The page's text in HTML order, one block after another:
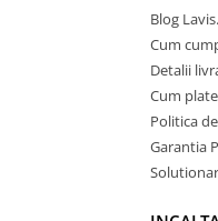
Blog
Cum
Detalii
Cum
Politica
Garantia